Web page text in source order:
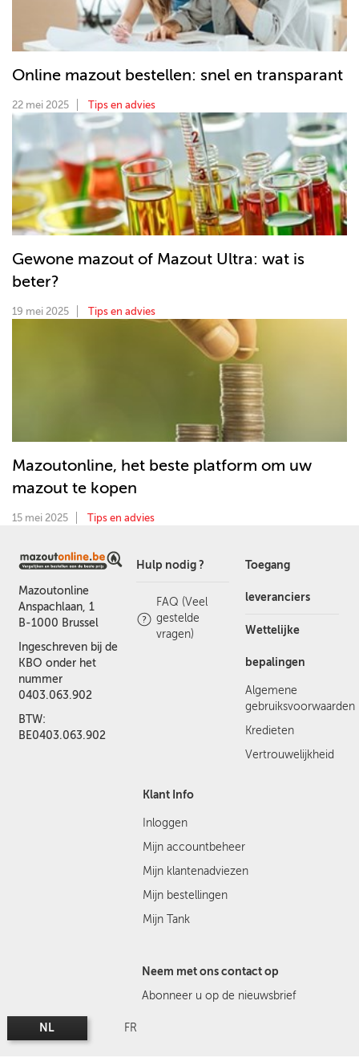
Online mazout bestellen: snel en transparant
22 mei 2025 Tips en advies
Gewone mazout of Mazout Ultra: wat is
beter?
19 mei 2025 Tips en advies
Mazoutonline, het beste platform om uw
mazout te kopen
15 mei 2025 Tips en advies
Mazoutonline
Anspachlaan, 1
B-1000 Brussel
Ingeschreven bij de
KBO onder het
nummer
0403.063.902
BTW:
BE0403.063.902
Hulp nodig ?
FAQ (Veel
gestelde
vragen)
Toegang
leveranciers
Wettelijke
bepalingen
Algemene
gebruiksvoorwaarden
Kredieten
Vertrouwelijkheid
Klant Info
Inloggen
Mijn accountbeheer
Mijn klantenadviezen
Mijn bestellingen
Mijn Tank
Neem met ons contact op
Abonneer u op de nieuwsbrief
NL FR